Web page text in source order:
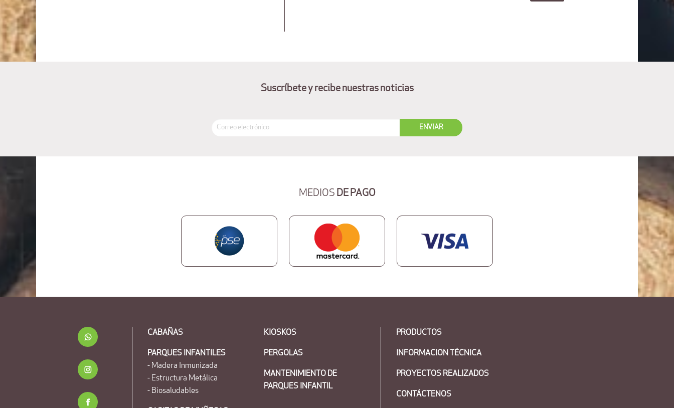
Suscríbete y recibe nuestras noticias
MEDIOS DE PAGO
CABAÑAS
PARQUES INFANTILES
- Madera Inmunizada
- Estructura Metálica
- Biosaludables
KIOSKOS
PERGOLAS
MANTENIMIENTO DE
PARQUES INFANTIL
PRODUCTOS
INFORMACION TÉCNICA
PROYECTOS REALIZADOS
CONTÁCTENOS